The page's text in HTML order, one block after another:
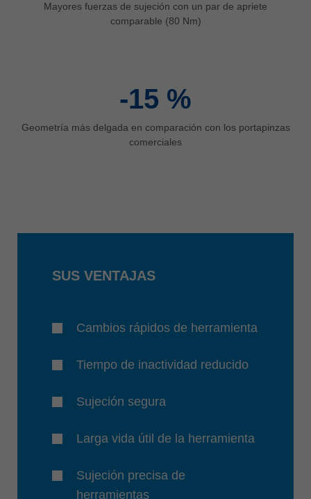
Mayores fuerzas de sujeción con un par de apriete
comparable (80 Nm)
-15 %
Geometría más delgada en comparación con los portapinzas
comerciales
SUS VENTAJAS
Cambios rápidos de herramienta
Tiempo de inactividad reducido
Sujeción segura
Larga vida útil de la herramienta
Sujeción precisa de
herramientas